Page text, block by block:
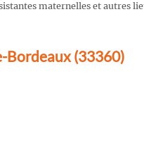
maternelles et autres
Bordeaux (33360)